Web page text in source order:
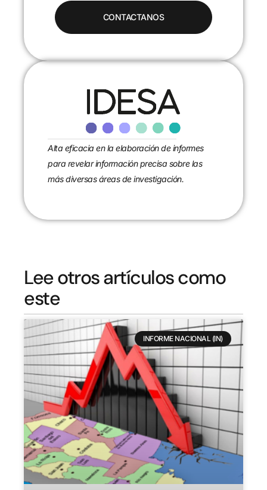
CONTACTANOS
Alta eficacia en la elaboración de informes
para revelar información precisa sobre las
más diversas áreas de investigación.
Lee otros artículos como
este
INFORME NACIONAL (IN)